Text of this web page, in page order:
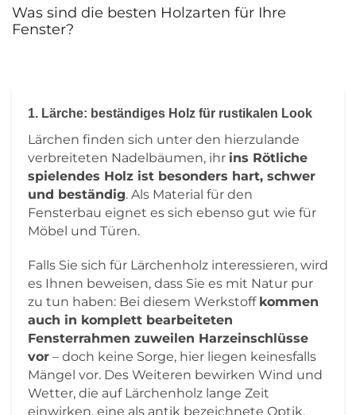
Was sind die besten Holzarten für Ihre
Fenster?
1. Lärche: beständiges Holz für rustikalen Look
Lärchen finden sich unter den hierzulande
verbreiteten Nadelbäumen, ihr ins Rötliche
spielendes Holz ist besonders hart, schwer
und beständig. Als Material für den
Fensterbau eignet es sich ebenso gut wie für
Möbel und Türen.
Falls Sie sich für Lärchenholz interessieren, wird
es Ihnen beweisen, dass Sie es mit Natur pur
zu tun haben: Bei diesem Werkstoff kommen
auch in komplett bearbeiteten
Fensterrahmen zuweilen Harzeinschlüsse
vor – doch keine Sorge, hier liegen keinesfalls
Mängel vor. Des Weiteren bewirken Wind und
Wetter, die auf Lärchenholz lange Zeit
einwirken, eine als antik bezeichnete Optik.